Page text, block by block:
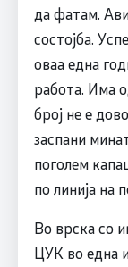
да фатам.
состојба.
оваа една
работа. Има
број не е
заспани
поголем
по линија на
Во врска со
ЦУК во една